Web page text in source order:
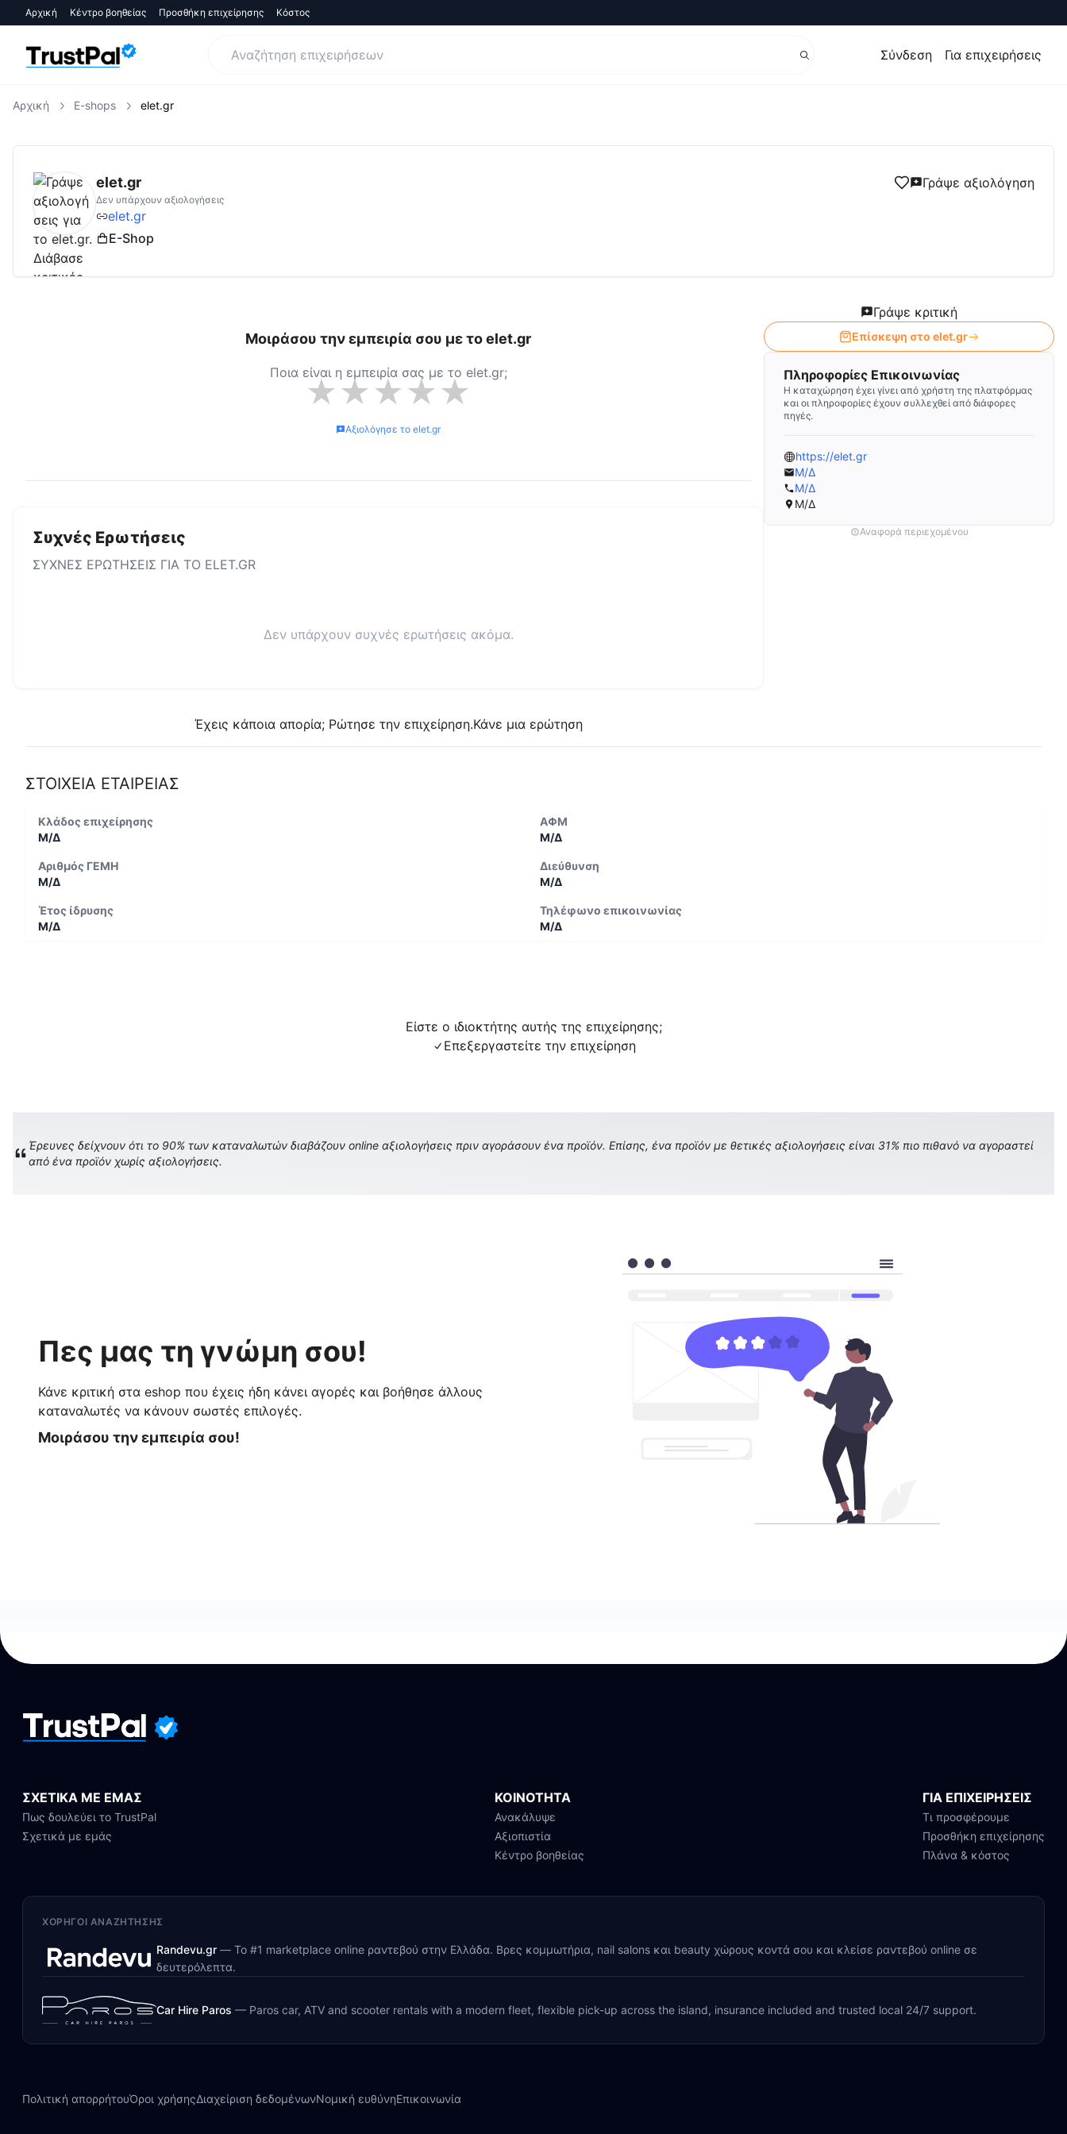
Αρχική Κέντρο βοηθείας Προσθήκη επιχείρησης Κόστος
Σύνδεση Για επιχειρήσεις
Αρχική E-shops elet.gr
elet.grΑξιολογήσεις | Δες Αξιολογήσεις και Κριτικές για
elet.gr Γράψε αξιολόγηση
Δεν υπάρχουν αξιολογήσεις
elet.gr
E-Shop
Μοιράσου την εμπειρία σου με τοelet.gr
Ποια είναι η εμπειρία σας με το elet.gr;
★★★★★
Αξιολόγησε το elet.gr
Συχνές Ερωτήσεις
ΣΥΧΝΕΣ ΕΡΩΤΗΣΕΙΣ ΓΙΑ ΤΟ ELET.GR
Δεν υπάρχουν συχνές ερωτήσεις ακόμα.
Έχεις κάποια απορία; Ρώτησε την επιχείρηση.Κάνε μια ερώτηση
Γράψε κριτική
Επίσκεψη στο elet.gr
Πληροφορίες Επικοινωνίας
Η καταχώρηση έχει γίνει από χρήστη της πλατφόρμας
και οι πληροφορίες έχουν συλλεχθεί από διάφορες
πηγές.
https://elet.gr
Μ/Δ
Μ/Δ
Μ/Δ
Αναφορά περιεχομένου
ΣΤΟΙΧΕΙΑ ΕΤΑΙΡΕΙΑΣ
Κλάδος επιχείρησης
Μ/Δ
ΑΦΜ
Μ/Δ
Αριθμός ΓΕΜΗ
Μ/Δ
Διεύθυνση
Μ/Δ
Έτος ίδρυσης
Μ/Δ
Τηλέφωνο επικοινωνίας
Μ/Δ
Είστε ο ιδιοκτήτης αυτής της επιχείρησης;
Επεξεργαστείτε την επιχείρηση
Έρευνες δείχνουν ότι το 90% των καταναλωτών διαβάζουν online αξιολογήσεις πριν αγοράσουν ένα προϊόν. Επίσης, ένα προϊόν με θετικές αξιολογήσεις είναι 31% πιο πιθανό να αγοραστεί
από ένα προϊόν χωρίς αξιολογήσεις.
Πες μας τη γνώμη σου!
Κάνε κριτική στα eshop που έχεις ήδη κάνει αγορές και βοήθησε άλλους
καταναλωτές να κάνουν σωστές επιλογές.
Μοιράσου την εμπειρία σου!
ΣΧΕΤΙΚΑ ΜΕ ΕΜΑΣ
Πως δουλεύει το TrustPal
Σχετικά με εμάς
ΚΟΙΝΟΤΗΤΑ
Ανακάλυψε
Αξιοπιστία
Κέντρο βοηθείας
ΓΙΑ ΕΠΙΧΕΙΡΗΣΕΙΣ
Τι προσφέρουμε
Προσθήκη επιχείρησης
Πλάνα & κόστος
ΧΟΡΗΓΟΊ ΑΝΑΖΉΤΗΣΗΣ
Randevu.gr — Το #1 marketplace online ραντεβού στην Ελλάδα. Βρες κομμωτήρια, nail salons και beauty χώρους κοντά σου και κλείσε ραντεβού online σε
δευτερόλεπτα.
Car Hire Paros — Paros car, ATV and scooter rentals with a modern fleet, flexible pick-up across the island, insurance included and trusted local 24/7 support.
Πολιτική απορρήτουΌροι χρήσηςΔιαχείριση δεδομένωνΝομική ευθύνηΕπικοινωνία